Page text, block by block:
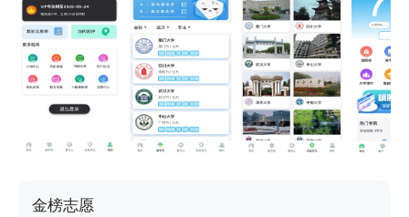
金榜志愿